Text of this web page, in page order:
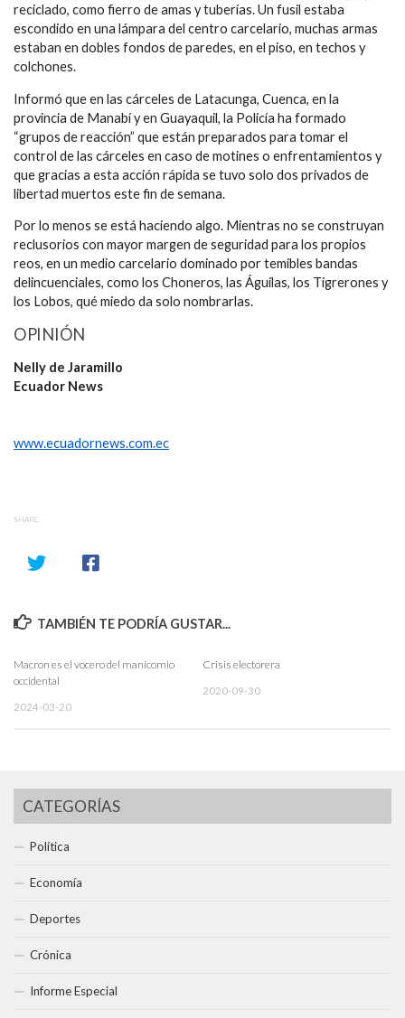
reciclado, como fierro de amas y tuberías. Un fusil estaba
escondido en una lámpara del centro carcelario, muchas armas
estaban en dobles fondos de paredes, en el piso, en techos y
colchones.
Informó que en las cárceles de Latacunga, Cuenca, en la
provincia de Manabí y en Guayaquil, la Policía ha formado
“grupos de reacción” que están preparados para tomar el
control de las cárceles en caso de motines o enfrentamientos y
que gracias a esta acción rápida se tuvo solo dos privados de
libertad muertos este fin de semana.
Por lo menos se está haciendo algo. Mientras no se construyan
reclusorios con mayor margen de seguridad para los propios
reos, en un medio carcelario dominado por temibles bandas
delincuenciales, como los Choneros, las Águilas, los Tigrerones y
los Lobos, qué miedo da solo nombrarlas.
OPINIÓN
Nelly de Jaramillo
Ecuador News
www.ecuadornews.com.ec
SHARE
TAMBIÉN TE PODRÍA GUSTAR...
Macron es el vocero del manicomio
occidental
2024-03-20
Crisis electorera
2020-09-30
CATEGORÍAS
Política
Economía
Deportes
Crónica
Informe Especial